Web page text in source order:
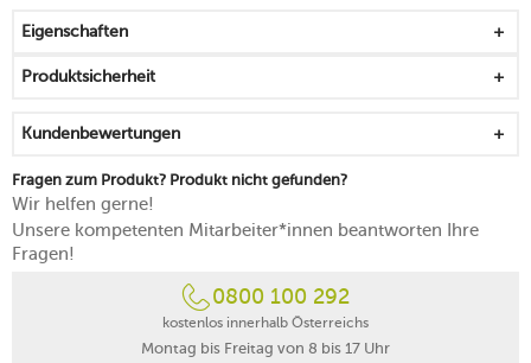
BPA-frei, stapelbar und lebensmittelgeeignet
spülmaschinengeeignet
Eigenschaften
Produktsicherheit
Kundenbewertungen
Fragen zum Produkt? Produkt nicht gefunden?
Wir helfen gerne!
Unsere kompetenten Mitarbeiter*innen beantworten Ihre
Fragen!
0800 100 292
kostenlos innerhalb Österreichs
Montag bis Freitag von 8 bis 17 Uhr